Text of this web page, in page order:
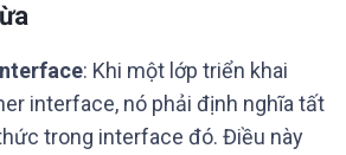
: Khi một lớp triển khai
interface, nó phải định nghĩa tất
trong interface đó. Điều này